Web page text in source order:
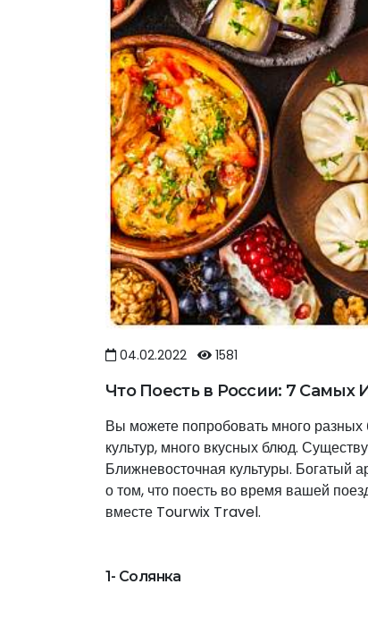
04.02.2022 1581
Что Поесть в России: 7 Самых
Вы можете попробовать много
культур, много вкусных блюд.
Ближневосточная культуры. Богатый
о том, что поесть во время вашей
вместе Tourwix Travel.
1- Солянка